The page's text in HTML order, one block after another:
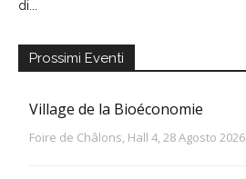
di...
Prossimi Eventi
Village de la Bioéconomie
Foire de Châlons, Hall 4, 28 Agosto 2026